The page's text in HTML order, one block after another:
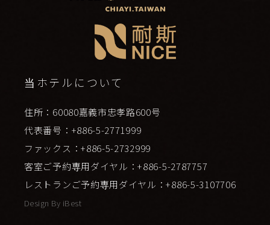
当ホテルについて
住所：60080嘉義市忠孝路600号
代表番号：+886-5-2771999
ファックス：+886-5-2732999
客室ご予約専用ダイヤル：+886-5-2787757
レストランご予約専用ダイヤル：+886-5-3107706
Design By iBest